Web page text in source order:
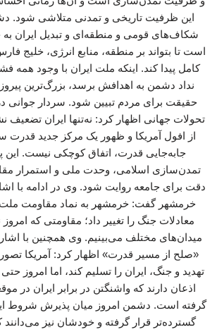
این ظرفیت تاریخی و تمدنی متلاشی شود.
شکاف‌های قومی و منطقه‌ای و تبدیل ایران
است تا بتواند بر منطقه، منابع انرژی، خلیج
کامل پیدا کند. اینکه ملت ایران با وجود همه
نداد دشمن به اهدافش برسد، بزرگ‌ترین
حقیقت برای مردم تبیین شود. سردار جوانی در
تحولات جهانی اظهار کرد: نه‌تنها ایران تضعیف
از افول آمریکا و ظهور یک مرکز جدید قدرت
جابه‌جایی قدرت، اتفاق کوچکی نیست. این
تمدن‌سازی اسلامی، وحدت ملی و استمرار
دقت برای جامعه روایت شود. وی در ادامه با
خرمشهر گفت: خرمشهر به نماد مقاومت ملت
معادلات جنگ را تغییر داد؛ مقاومتی که امروز
میدان‌های مختلف می‌بینیم. وی همچنین با
«صلح از مسیر قدرت» اظهار کرد: آمریکا
تهدید و جنگ، ایران را تسلیم کند، اما امروز
اذعان دارند که واشنگتن در برابر ایران در
گرفته است. دشمن امروز میان پذیرش شروط
گسترده‌تر قرار گرفته و خودشان نیز می‌دانند